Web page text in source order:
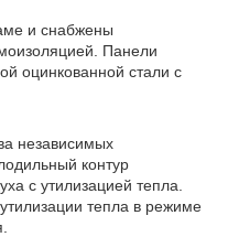
и снабжены
Панели
оцинкованной стали с
независимых
контур
с утилизацией тепла.
тепла в режиме